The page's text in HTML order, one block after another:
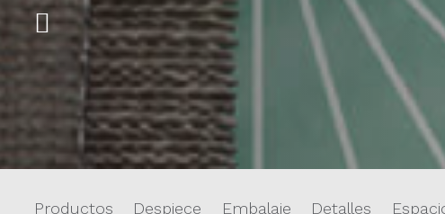
Productos Despiece Embalaje Detalles